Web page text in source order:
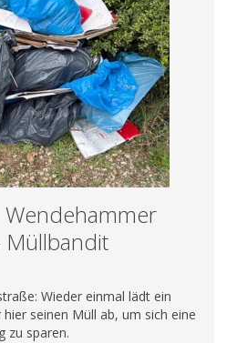
Müllbandit
Wieder einmal lädt ein
seinen Müll ab, um sich eine
zu sparen.